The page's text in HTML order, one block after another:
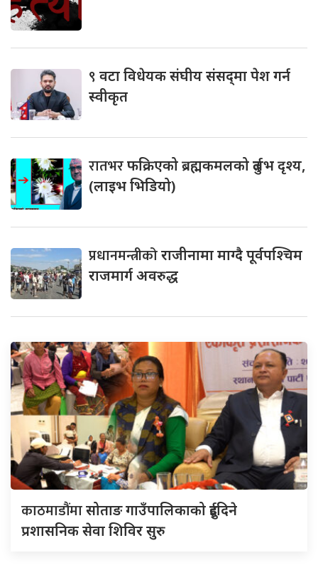
९ वटा विधेयक संघीय संसद्‌मा पेश गर्न
स्वीकृत
रातभरफक्रिएको ब्रह्मकमलको दुर्लभ दृश्य,
(लाइभ भिडियो)
प्रधानमन्त्रीकोराजीनामा माग्दै पूर्वपश्चिम
राजमार्ग अवरुद्ध
काठमाडौंमासोताङ गाउँपालिकाको दुईदिने
प्रशासनिक सेवा शिविर सुरु